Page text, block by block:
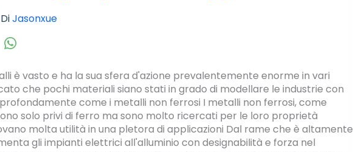
Jasonxue
è vasto e ha la sua sfera d'azione prevalentemente enorme in vari
che pochi materiali siano stati in grado di modellare le industrie con
come i metalli non ferrosi I metalli non ferrosi, come
solo privi di ferro ma sono molto ricercati per le loro proprietà
molta utilità in una pletora di applicazioni Dal rame che è altamente
gli impianti elettrici all'alluminio con designabilità e forza nel